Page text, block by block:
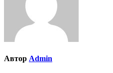
Автор Admin